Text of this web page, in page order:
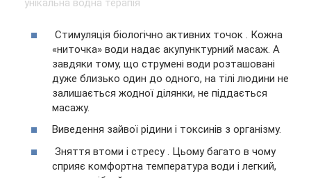
Стимуляція біологічно активних точок . Кожна
«ниточка» води надає акупунктурний масаж. А
завдяки тому, що струмені води розташовані
дуже близько один до одного, на тілі людини не
залишається жодної ділянки, не піддається
масажу.
Виведення зайвої рідини і токсинів з організму.
Зняття втоми і стресу . Цьому багато в чому
сприяє комфортна температура води і легкий,